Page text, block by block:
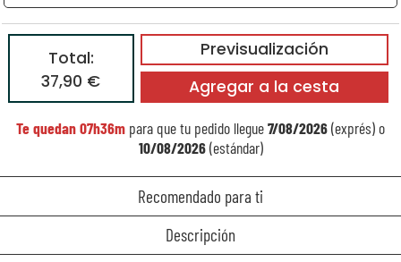
Previsualización
Total:
37,90 €
Agregar a la cesta
Te quedan07h36m para que tu pedido llegue7/08/2026(exprés) o
10/08/2026(estándar)
Recomendado para ti
Descripción